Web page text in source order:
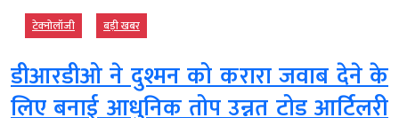
टेक्‍नोलॉजी बड़ी खबर
डीआरडीओ ने दुश्मन को करारा जवाब देने के
लिए बनाई आधुनिक तोप उन्नत टोड आर्टिलरी